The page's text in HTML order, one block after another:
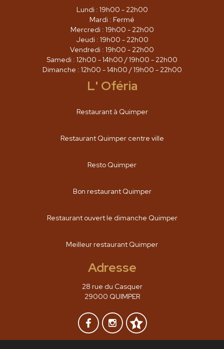
Lundi : 19h00 - 22h00
Mardi : Fermé
Mercredi : 19h00 - 22h00
Jeudi : 19h00 - 22h00
Vendredi : 19h00 - 22h00
Samedi : 12h00 - 14h00 / 19h00 - 22h00
Dimanche : 12h00 - 14h00 / 19h00 - 22h00
L' Oféria
Restaurant à Quimper
Restaurant Quimper centre ville
Resto Quimper
Bon restaurant Quimper
Restaurant ouvert le dimanche Quimper
Meilleur restaurant Quimper
Adresse
28 rue du Casquer
29000 QUIMPER